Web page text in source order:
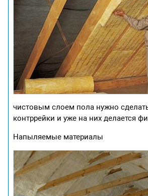
чистовым слоем пола нужно
контррейки и уже на них делается
Напыляемые материалы